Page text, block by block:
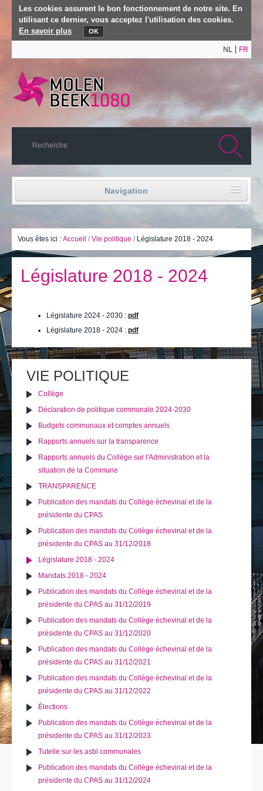
Les cookies assurent le bon fonctionnement de notre site. En
utilisant ce dernier, vous acceptez l'utilisation des cookies.
En savoir plus
OK
NL FR
Navigation
Vie politique
Publications
Actualités
Vous êtes ici : Accueil /Vie politique / Législature 2018 - 2024
Législature 2018 - 2024
Législature 2024 - 2030 : pdf
Législature 2018 - 2024 : pdf
sur
document
Imprimer Envoyer cette page
VIE POLITIQUE
Collège
Déclaration de politique communale 2024-2030
Budgets communaux et comptes annuels
Rapports annuels sur la transparence
Rapports annuels du Collège sur l'Administration et la
situation de la Commune
TRANSPARENCE
Publication des mandats du Collège échevinal et de la
présidente du CPAS
Publication des mandats du Collège échevinal et de la
présidente du CPAS au 31/12/2018
Législature 2018 - 2024
Mandats 2018 - 2024
Publication des mandats du Collège échevinal et de la
présidente du CPAS au 31/12/2019
Publication des mandats du Collège échevinal et de la
présidente du CPAS au 31/12/2020
Publication des mandats du Collège échevinal et de la
présidente du CPAS au 31/12/2021
Publication des mandats du Collège échevinal et de la
présidente du CPAS au 31/12/2022
Élections
Publication des mandats du Collège échevinal et de la
présidente du CPAS au 31/12/2023
Tutelle sur les asbl communales
Publication des mandats du Collège échevinal et de la
présidente du CPAS au 31/12/2024